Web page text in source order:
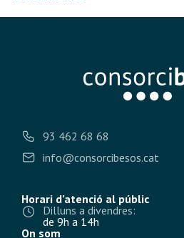
93 462 68 68
info@consorcibesos.cat
Horari d’atenció al públic
Dilluns a divendres:
de 9h a 14h
On som